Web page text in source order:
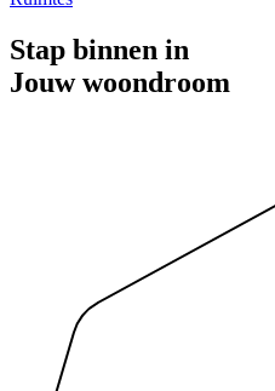
Stap binnen in
Jouw woondroom